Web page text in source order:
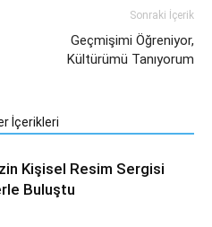
Sonraki İçerik
Geçmişimi Öğreniyor,
Kültürümü Tanıyorum
İçerikleri
Kişisel Resim Sergisi
Buluştu